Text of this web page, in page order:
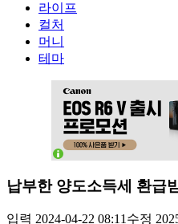
라이프
컬처
머니
테마
납부한 양도소득세 환급
입력 2024-04-22 08:11수정